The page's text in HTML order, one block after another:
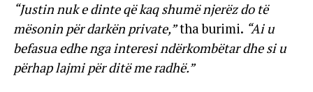
“Justin nuk e dinte që kaq shumë njerëz do të
mësonin për darkën private,”tha burimi. “Ai u
befasua edhe nga interesi ndërkombëtar dhe si u
përhap lajmi për ditë me radhë.”